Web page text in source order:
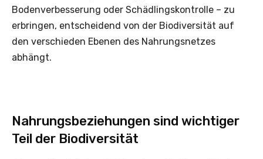
Bodenverbesserung oder Schädlingskontrolle – zu
erbringen, entscheidend von der Biodiversität auf
den verschieden Ebenen des Nahrungsnetzes
abhängt.
Nahrungsbeziehungen sind wichtiger
Teil der Biodiversität